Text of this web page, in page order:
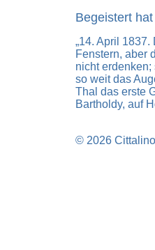
Begeistert
„14. April
Fenstern, aber
nicht
so weit das
Thal das erste
Bartholdy, auf
© 2026